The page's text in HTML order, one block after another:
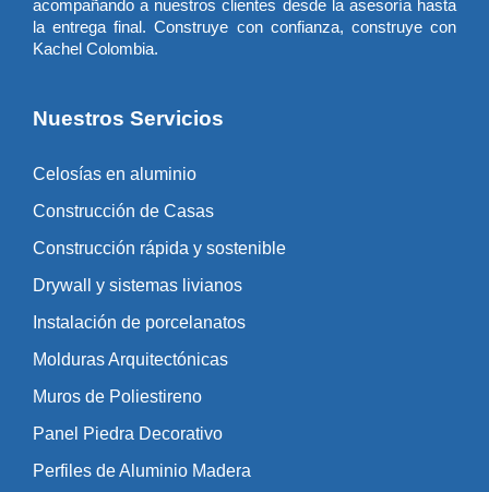
acompañando a nuestros clientes desde la asesoría hasta
la entrega final. Construye con confianza, construye con
Kachel Colombia.
Nuestros Servicios
Celosías en aluminio
Construcción de Casas
Construcción rápida y sostenible
Drywall y sistemas livianos
Instalación de porcelanatos
Molduras Arquitectónicas
Muros de Poliestireno
Panel Piedra Decorativo
Perfiles de Aluminio Madera